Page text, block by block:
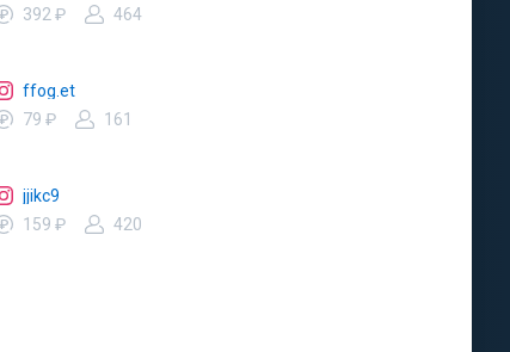
392 ₽
464
ffog.et
79 ₽
161
jjikc9
159 ₽
420